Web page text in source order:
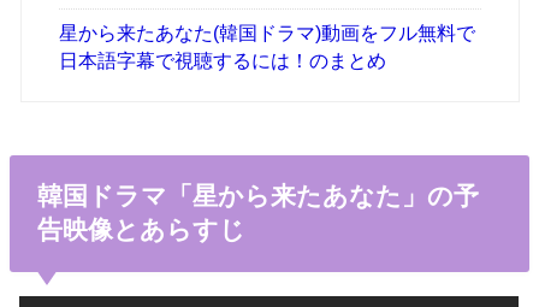
星から来たあなた(韓国ドラマ)動画をフル無料で
日本語字幕で視聴するには！のまとめ
韓国ドラマ「星から来たあなた」の予
告映像とあらすじ